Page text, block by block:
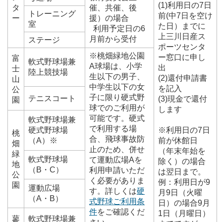
タ
ー
催、共催、後
援）の場合
利用予定日の6
月前から受付
(1)利用日の7日
前(中7日を空け
た日）までに
上三川日産ス
ポーツセンタ
ー窓口に申し
出
(2)還付申請書
を記入
(3)現金で還付
します
※利用日の7日
前が休館日
（年末年始を
除く）の場合
は翌日まで。
例：利用日が9
月9日（火曜
日）の場合9月
1日（月曜日）
トレーニング
室
ステージ
富
士
山
公
園
軟式野球場兼
陸上競技場
※桃畑緑地公園
A球場は、小学
生以下の男子、
中学生以下の女
子に限り硬式野
球でのご利用が
可能です。硬式
で利用する場
合、飛球事故防
止のため、併せ
て運動広場Aを
利用申請いただ
く必要がありま
す。詳しくは硬
式野球ご利用条
件をご確認くだ
テニスコート
桃
畑
緑
地
公
園
軟式野球場兼
硬式野球場
（A）※
軟式野球場
（B・C）
運動広場
（A・B）
蓼 軟式野球場兼